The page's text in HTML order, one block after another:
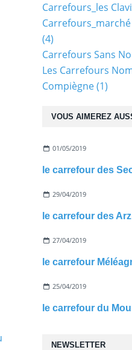
NEWSLETTER
VOUS AIMEREZ
01/05/2019
le carrefour des
29/04/2019
le carrefour des
27/04/2019
le carrefour
25/04/2019
le carrefour du
Carrefours_les
(4)
Carrefours Sans
Les Carrefours
Compiègne(1)